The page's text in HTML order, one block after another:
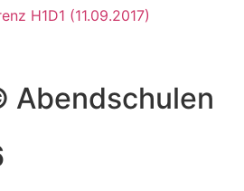
H1D1 (11.09.2017)
Abendschulen